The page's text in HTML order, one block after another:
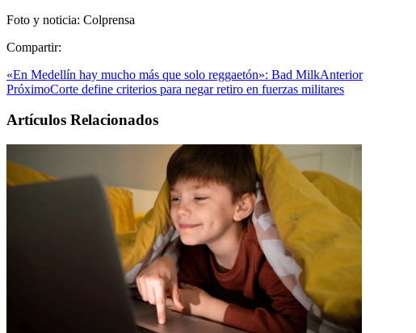
Foto y noticia: Colprensa
Compartir:
«En Medellín hay mucho más que solo reggaetón»: Bad MilkAnterior
PróximoCorte define criterios para negar retiro en fuerzas militares
Artículos Relacionados